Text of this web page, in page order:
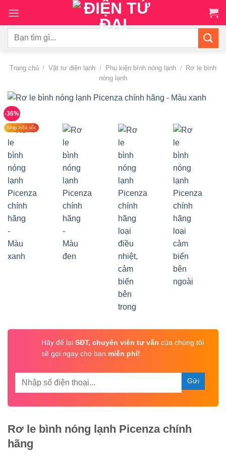
đến
nộiTìm
Trang chủ / Vật tư điện lạnh / Phụ kiện bình nóng lạnh /
Rơ le bình
nóng lạnh
-36%
Ship hỏa tốc
Hãy để lại SĐT, chuyên viên tư vấn của chúng tôi
sẽ gọi ngay cho bạn miễn phí!
Rơ le bình nóng lạnh Picenza chính
hãng